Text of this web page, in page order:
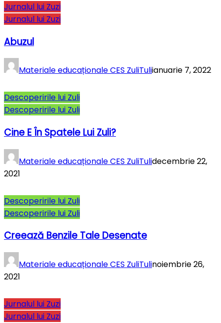
Jurnalul lui Zuzi
Jurnalul lui Zuzi
Abuzul
Materiale educaționale CES ZuliTuliianuarie 7, 2022
Descoperirile lui Zuli
Descoperirile lui Zuli
Cine E În Spatele Lui Zuli?
Materiale educaționale CES ZuliTulidecembrie 22,
2021
Descoperirile lui Zuli
Descoperirile lui Zuli
Creează Benzile Tale Desenate
Materiale educaționale CES ZuliTulinoiembrie 26,
2021
Jurnalul lui Zuzi
Jurnalul lui Zuzi